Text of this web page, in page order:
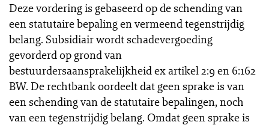
Deze vordering is gebaseerd op de schending van
een statutaire bepaling en vermeend tegenstrijdig
belang. Subsidiair wordt schadevergoeding
gevorderd op grond van
bestuurdersaansprakelijkheid ex artikel 2:9 en 6:162
BW. De rechtbank oordeelt dat geen sprake is van
een schending van de statutaire bepalingen, noch
van een tegenstrijdig belang. Omdat geen sprake is